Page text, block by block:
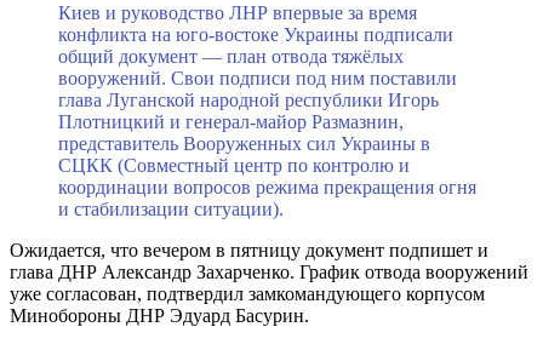
Киев и руководство ЛНР впервые за время
конфликта на юго-востоке Украины подписали
общий документ — план отвода тяжёлых
вооружений. Свои подписи под ним поставили
глава Луганской народной республики Игорь
Плотницкий и генерал-майор Размазнин,
представитель Вооруженных сил Украины в
СЦКК (Совместный центр по контролю и
координации вопросов режима прекращения огня
и стабилизации ситуации).
Ожидается, что вечером в пятницу документ подпишет и
глава ДНР Александр Захарченко. График отвода вооружений
уже согласован, подтвердил замкомандующего корпусом
Минобороны ДНР Эдуард Басурин.